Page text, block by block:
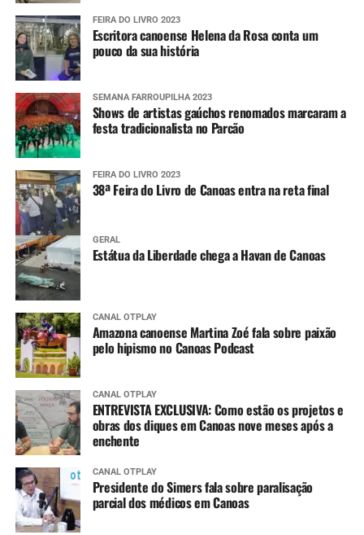
FEIRA DO LIVRO 2023
Escritora canoense Helena da Rosa conta um
pouco da sua história
SEMANA FARROUPILHA 2023
Shows de artistas gaúchos renomados marcaram a
festa tradicionalista no Parcão
FEIRA DO LIVRO 2023
38ª Feira do Livro de Canoas entra na reta final
GERAL
Estátua da Liberdade chega a Havan de Canoas
CANAL OTPLAY
Amazona canoense Martina Zoé fala sobre paixão
pelo hipismo no Canoas Podcast
CANAL OTPLAY
ENTREVISTA EXCLUSIVA: Como estão os projetos e
obras dos diques em Canoas nove meses após a
enchente
CANAL OTPLAY
Presidente do Simers fala sobre paralisação
parcial dos médicos em Canoas